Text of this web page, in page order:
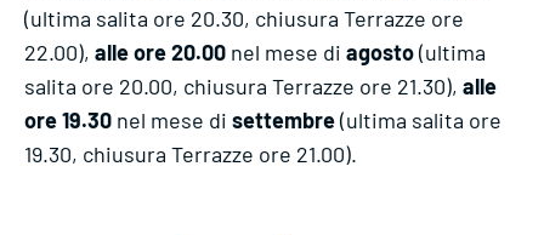
(ultima salita ore 20.30, chiusura Terrazze ore
22.00), alle ore 20.00 nel mese di agosto(ultima
salita ore 20.00, chiusura Terrazze ore 21.30), alle
ore 19.30 nel mese di settembre(ultima salita ore
19.30, chiusura Terrazze ore 21.00).